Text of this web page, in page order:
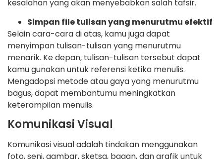
kesalahan yang akan menyebabkan salah tafsir.
Simpan file tulisan yang menurutmu efektif
Selain cara-cara di atas, kamu juga dapat
menyimpan tulisan-tulisan yang menurutmu
menarik. Ke depan, tulisan-tulisan tersebut dapat
kamu gunakan untuk referensi ketika menulis.
Mengadopsi metode atau gaya yang menurutmu
bagus, dapat membantumu meningkatkan
keterampilan menulis.
Komunikasi Visual
Komunikasi visual adalah tindakan menggunakan
foto, seni, gambar, sketsa, bagan, dan grafik untuk